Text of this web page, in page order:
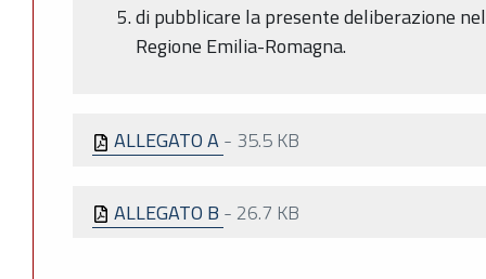
di pubblicare la presente deliberazione
Regione Emilia-Romagna.
ALLEGATO A- 35.5 KB
ALLEGATO B - 26.7 KB